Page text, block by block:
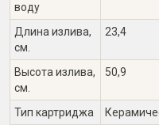
воду
Длина излива,
см.
23,4
Высота излива,
см.
50,9
Тип картриджа